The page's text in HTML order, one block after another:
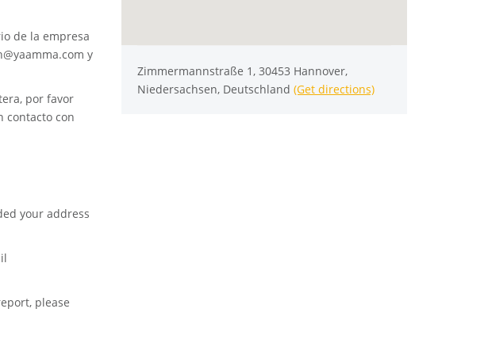
de la empresa
y
por favor
contacto con
your address
please
Zimmermannstraße 1, 30453 Hannover,
Niedersachsen, Deutschland (Get directions)